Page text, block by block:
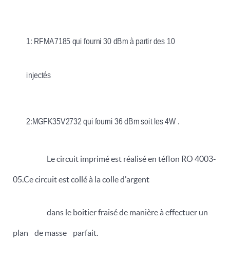
1: RFMA7185 qui fourni 30 dBm à partir des 10
injectés
2:MGFK35V2732 qui fourni 36 dBm soit les 4W .
Le circuit imprimé est réalisé en téflon RO 4003-
05.Ce circuit est collé à la colle d'argent
dans le boitier fraisé de manière à effectuer un
plan de masse parfait.